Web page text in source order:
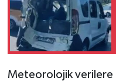
Meteorolojik verilere